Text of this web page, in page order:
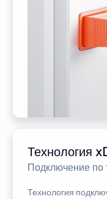
Технология
Подключение по
Технология